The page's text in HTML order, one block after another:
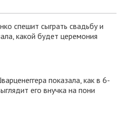
спешит сыграть свадьбу и
какой будет церемония
показала, как в 6-
его внучка на пони